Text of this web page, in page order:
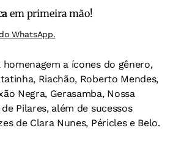
em primeira mão!
WhatsApp.
a ícones do gênero,
Riachão, Roberto Mendes,
Negra, Gerasamba, Nossa
Pilares, além de sucessos
de Clara Nunes, Péricles e Belo.